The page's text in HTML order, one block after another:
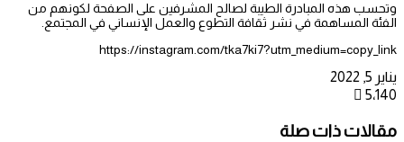
وتحسب هذه المبادرة الطيبة لصالح المشرفين على الصفحة لكونهم من
الفئة المساهمة في نشر ثقافة التطوع والعمل الإنساني في المجتمع.
https://instagram.com/tka7ki7?utm_medium=copy_link
يناير 5, 2022
5٬140
مقالات ذات صلة